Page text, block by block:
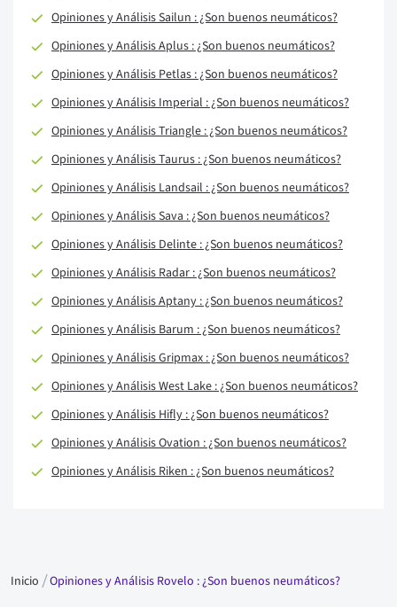
Opiniones y Análisis Sailun : ¿Son buenos neumáticos?
Opiniones y Análisis Aplus : ¿Son buenos neumáticos?
Opiniones y Análisis Petlas : ¿Son buenos neumáticos?
Opiniones y Análisis Imperial : ¿Son buenos neumáticos?
Opiniones y Análisis Triangle : ¿Son buenos neumáticos?
Opiniones y Análisis Taurus : ¿Son buenos neumáticos?
Opiniones y Análisis Landsail : ¿Son buenos neumáticos?
Opiniones y Análisis Sava : ¿Son buenos neumáticos?
Opiniones y Análisis Delinte : ¿Son buenos neumáticos?
Opiniones y Análisis Radar : ¿Son buenos neumáticos?
Opiniones y Análisis Aptany : ¿Son buenos neumáticos?
Opiniones y Análisis Barum : ¿Son buenos neumáticos?
Opiniones y Análisis Gripmax : ¿Son buenos neumáticos?
Opiniones y Análisis West Lake : ¿Son buenos neumáticos?
Opiniones y Análisis Hifly : ¿Son buenos neumáticos?
Opiniones y Análisis Ovation : ¿Son buenos neumáticos?
Opiniones y Análisis Riken : ¿Son buenos neumáticos?
Inicio Opiniones y Análisis Rovelo : ¿Son buenos neumáticos?